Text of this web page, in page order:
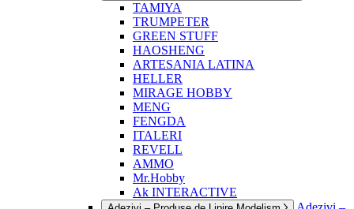
TAMIYA
TRUMPETER
GREEN STUFF
HAOSHENG
ARTESANIA LATINA
HELLER
MIRAGE HOBBY
MENG
FENGDA
ITALERI
REVELL
AMMO
Mr.Hobby
Ak INTERACTIVE